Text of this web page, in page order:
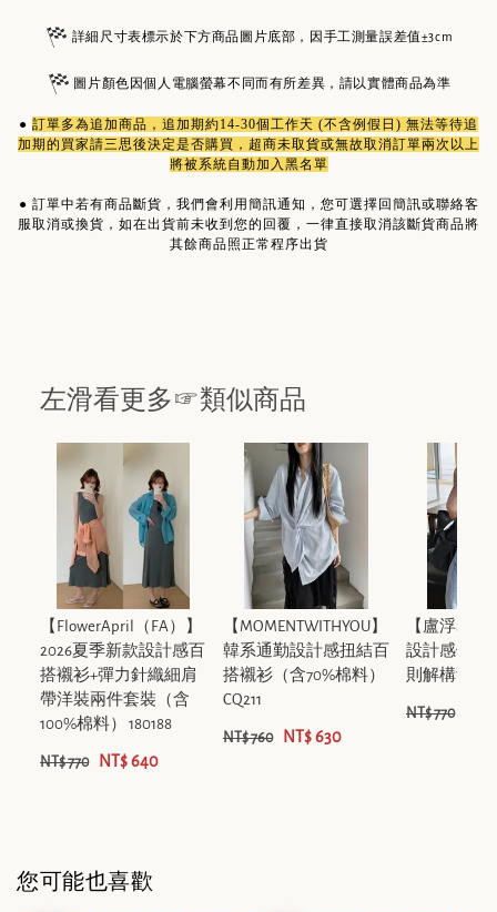
詳細尺寸表標示於下方商品圖片底部，因手工測量誤差值±3cm
圖片顏色因個人電腦螢幕不同而有所差異，請以實體商品為準
● 訂單多為追加商品 ，追加期約14-30個工作天 (不含例假日) 無法等待追
加期的買家請三思後決定是否購買，超商未取貨或無故取消訂單兩次以上
將被系統自動加入黑名單
● 訂單中若有商品斷貨，我們會利用簡訊通知，您可選擇回簡訊或聯絡客
服取消或換貨，如在出貨前未收到您的回覆，一律直接取消該斷貨商品將
其餘商品照正常程序出貨
左滑看更多☞類似商品
【FlowerApril（FA）】
2026夏季新款設計感百
搭襯衫+彈力針織細肩
帶洋裝兩件套裝（含
100%棉料） 180188
NT$ 770 NT$ 640
【MOMENTWITHYOU】
韓系通勤設計感扭結百
搭襯衫（含70%棉料）
CQ211
NT$ 760 NT$ 630
【盧浮Sei
設計感假兩
則解構背心
NT$ 770
您可能也喜歡